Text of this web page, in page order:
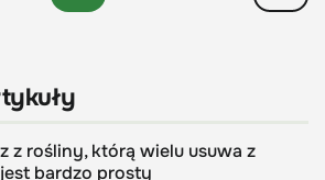
z rośliny, którą wielu usuwa z
bardzo prosty